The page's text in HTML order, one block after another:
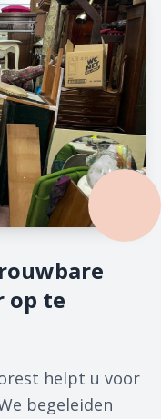
op te
helpt u voor
begeleiden